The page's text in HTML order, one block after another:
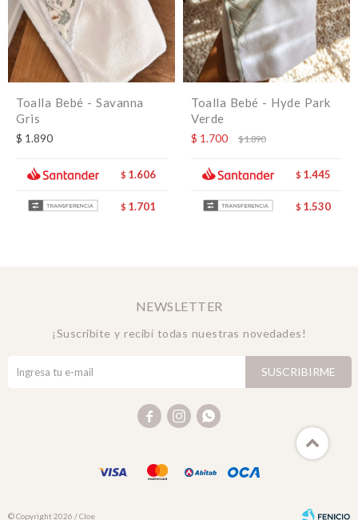
Toalla Bebé - Savanna
Gris
$ 1.890
$ 1.606
$ 1.701
Toalla Bebé - Hyde Park
Verde
$ 1.700 $1.890
$ 1.445
$ 1.530
NEWSLETTER
¡Suscribite y recibí todas nuestras novedades!
SUSCRIBIRME
  
© Copyright 2026 / Cloe